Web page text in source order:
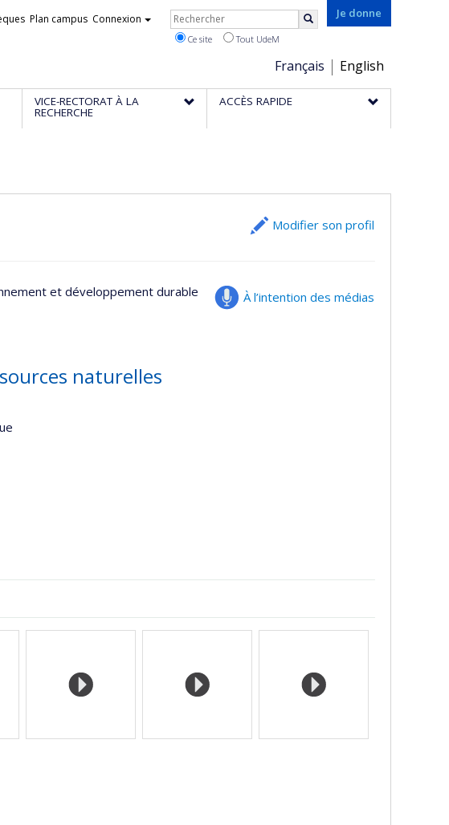
Je donne
Choix
de
la
Français English
Plan campus Connexion Rechercher
Ce site Tout UdeM
VICE-RECTORAT À LA
RECHERCHE
ACCÈS RAPIDE
Modifier son profil
À l’intention des médias
et développement durable
naturelles